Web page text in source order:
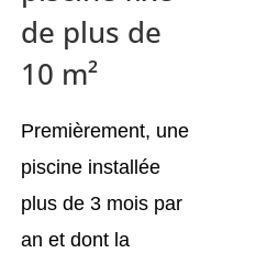
de plus de
10 m²
Premièrement, une
piscine installée
plus de 3 mois par
an et dont la